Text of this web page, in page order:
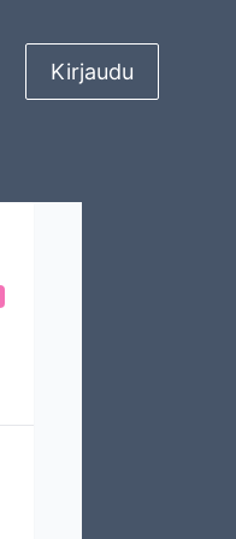
Kirjaudu